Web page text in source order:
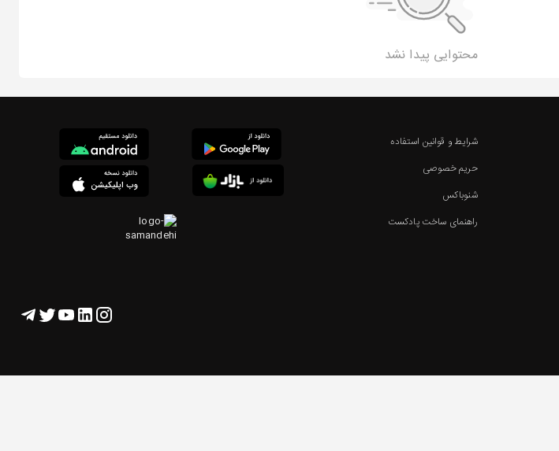
محتوایی پیدا نشد
شرایط و قوانین استفاده
حریم خصوصی
شنوباکس
راهنمای ساخت پادکست